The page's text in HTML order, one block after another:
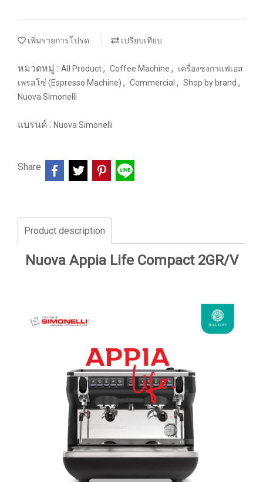
เพิ่มรายการโปรด เปรียบเทียบ
หมวดหมู่ : All Product, Coffee Machine ,
เครื่องชงกาแฟเอส
เพรสโซ่ (Espresso Machine) , Commercial , Shop by brand ,
Nuova Simonelli
แบรนด์ : Nuova Simonelli
Share
Product description
Nuova Appia Life Compact 2GR/V